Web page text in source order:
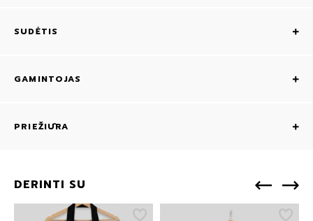
SUDĖTIS
GAMINTOJAS
PRIEŽIŪRA
DERINTI SU